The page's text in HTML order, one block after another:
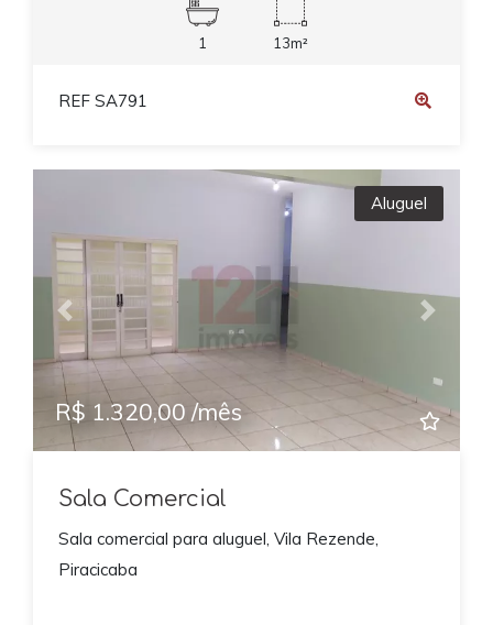
1 13m²
REF SA791
Previous Next
Aluguel
R$ 1.320,00 /mês
Sala Comercial
Sala comercial para aluguel, Vila Rezende,
Piracicaba